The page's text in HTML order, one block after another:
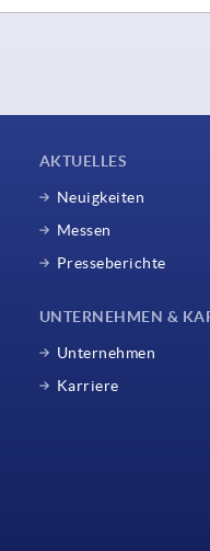
AKTUELLES
Neuigkeiten
Messen
Presseberichte
UNTERNEHMEN &
Unternehmen
Karriere